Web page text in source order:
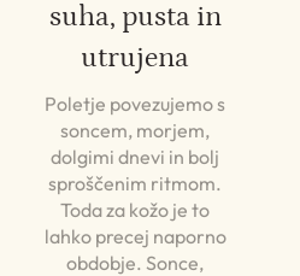
suha, pusta in
utrujena
Poletje povezujemo s
soncem, morjem,
dolgimi dnevi in bolj
sproščenim ritmom.
Toda za kožo je to
lahko precej naporno
obdobje. Sonce,